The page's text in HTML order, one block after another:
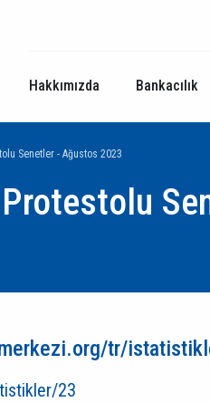
Hakkımızda Bankacılık
Senetler - Ağustos 2023
tr/
23